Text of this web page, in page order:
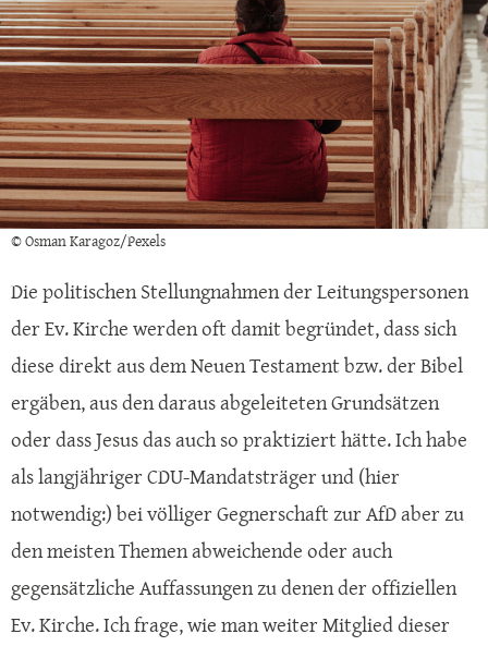
© Osman Karagoz/Pexels
Die politischen Stellungnahmen der Leitungspersonen
der Ev. Kirche werden oft damit begründet, dass sich
diese direkt aus dem Neuen Testament bzw. der Bibel
ergäben, aus den daraus abgeleiteten Grundsätzen
oder dass Jesus das auch so praktiziert hätte. Ich habe
als langjähriger CDU-Mandatsträger und (hier
notwendig:) bei völliger Gegnerschaft zur AfD aber zu
den meisten Themen abweichende oder auch
gegensätzliche Auffassungen zu denen der offiziellen
Ev. Kirche. Ich frage, wie man weiter Mitglied dieser